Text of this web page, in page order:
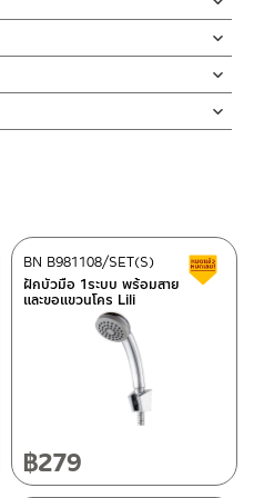
ยม ใช้สำหรับควบคุมการเปิด-ปิด
ไปยังฝักบัวมือหรือฝักบัวอาบน้ำ
ด ให้ความรู้สึกร่วมสมัย ส่งเสริม
อกในขณะเปิดน้ำให้ไหลผ่านฝักบัว
ย่างดีเยี่ยม เพื่อเป็นการยืนยัน
ราย เศษท่อ ออกจากท่อน้ำก่อนติด
ท่อนาน 1 นาที เพื่อให้แรงน้ำพัด
ช่นนั้นสิ่งสกปรกจะเข้าไปภายใน
รวจพบเศษละอองต่างๆในสินค้า
ๆ นอกจากการใช้งานปกติ เช่นไม่
นุ่มๆชุบน้ำหมาดๆแล้วเช็ดให้แห้ง
ารทำความสะอาด เนื่องจากผิว
ให้เกิดขึ้นกับผิวของสินค้าได้
โพงพาง เขตยานนาวา กรุงเทพฯ
/ 091-545-0556
กที่นี่<<
กที่นี่<<
Staff
สินค้าลดราคา เคลียร์สต็อก
ฝักบัวมือ 1ระบบ พร้อมสาย
และขอแขวนโคร Lili
BN B981108/SET(S)
฿279